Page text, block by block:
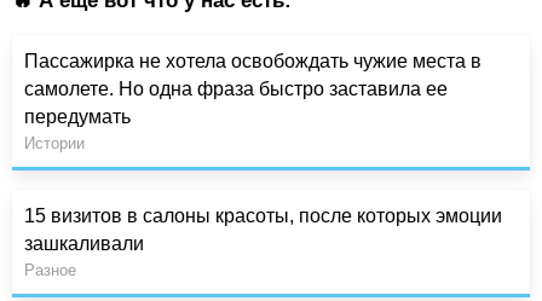
Пассажирка не хотела освобождать чужие места в
самолете. Но одна фраза быстро заставила ее
передумать
Истории
15 визитов в салоны красоты, после которых эмоции
зашкаливали
Разное